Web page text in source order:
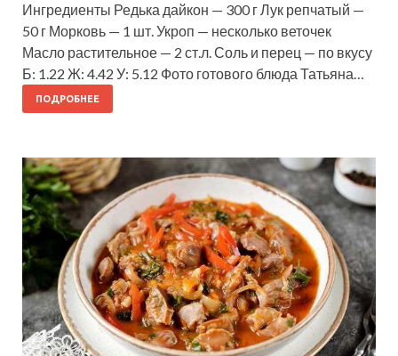
Ингредиенты Редька дайкон — 300 г Лук репчатый —
50 г Морковь — 1 шт. Укроп — несколько веточек
Масло растительное — 2 ст.л. Соль и перец — по вкусу
Б: 1.22 Ж: 4.42 У: 5.12 Фото готового блюда Татьяна…
ПОДРОБНЕЕ